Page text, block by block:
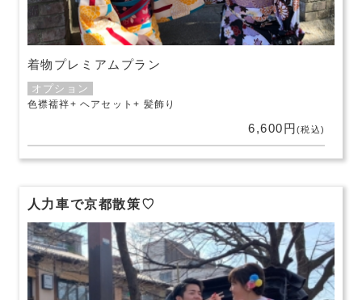
着物プレミアムプラン
オプション
色襟襦袢 ヘアセット 髪飾り
6,600円(税込)
人力車で京都散策♡